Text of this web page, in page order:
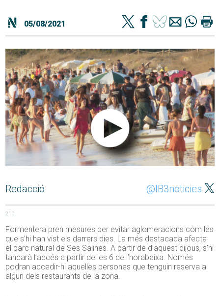
05/08/2021
Redacció @IB3noticies
210
Formentera pren mesures per evitar aglomeracions com les
que s’hi han vist els darrers dies. La més destacada afecta
el parc natural de Ses Salines. A partir de d’aquest dijous, s’hi
tancarà l’accés a partir de les 6 de l’horabaixa. Només
podran accedir-hi aquelles persones que tenguin reserva a
algun dels restaurants de la zona.